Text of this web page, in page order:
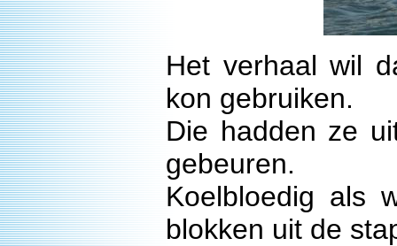
Het verhaal wil
kon gebruiken.
Die hadden ze
gebeuren.
Koelbloedig als
blokken uit de